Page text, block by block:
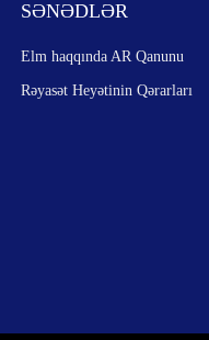
SƏNƏDLƏR
Elm haqqında AR Qanunu
Rəyasət Heyətinin Qərarları